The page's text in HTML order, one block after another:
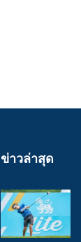
ข่าวล่าสุด